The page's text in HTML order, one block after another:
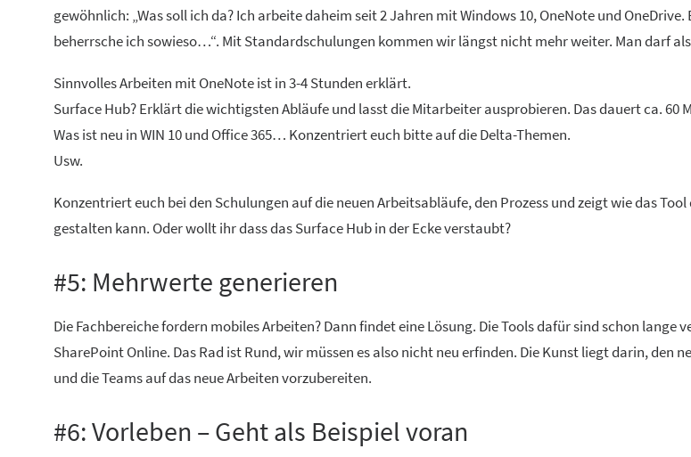
gewöhnlich: „Was soll ich da? Ich arbeite daheim seit 2 Jahren mit Windows 10, OneNote und
beherrsche ich sowieso…“. Mit Standardschulungen kommen wir längst nicht mehr weiter. Man darf
Sinnvolles Arbeiten mit OneNote ist in 3-4 Stunden erklärt.
Surface Hub? Erklärt die wichtigsten Abläufe und lasst die Mitarbeiter ausprobieren. Das dauert ca. 60
Was ist neu in WIN 10 und Office 365… Konzentriert euch bitte auf die Delta-Themen.
Usw.
Konzentriert euch bei den Schulungen auf die neuen Arbeitsabläufe, den Prozess und zeigt wie das
gestalten kann. Oder wollt ihr dass das Surface Hub in der Ecke verstaubt?
#5: Mehrwerte generieren
Die Fachbereiche fordern mobiles Arbeiten? Dann findet eine Lösung. Die Tools dafür sind schon lange
SharePoint Online. Das Rad ist Rund, wir müssen es also nicht neu erfinden. Die Kunst liegt darin, den
und die Teams auf das neue Arbeiten vorzubereiten.
#6: Vorleben – Geht als Beispiel voran